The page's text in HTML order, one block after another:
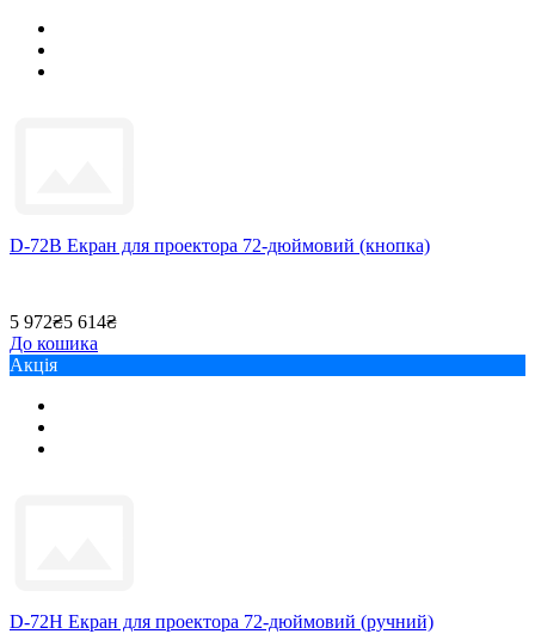
D-72B Екран для проектора 72-дюймовий (кнопка)
5 972₴5 614₴
До кошика
Акція
D-72H Екран для проектора 72-дюймовий (ручний)